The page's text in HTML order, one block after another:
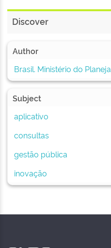
Discover
Author
Brasil. Ministério do
Subject
aplicativo
consultas
gestão pública
inovação